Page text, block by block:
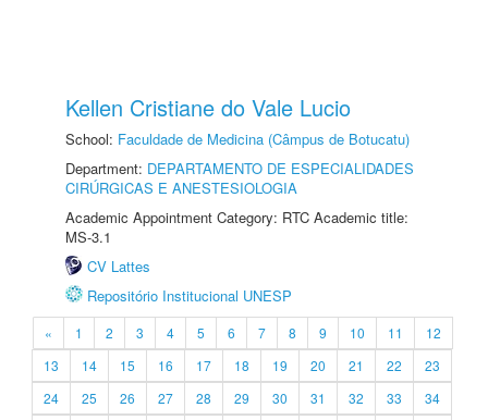
Kellen Cristiane do Vale Lucio
School: Faculdade de Medicina (Câmpus de Botucatu)
Department: DEPARTAMENTO DE ESPECIALIDADES
CIRÚRGICAS E ANESTESIOLOGIA
Academic Appointment Category: RTC Academic title:
MS-3.1
CV Lattes
Repositório Institucional UNESP
« 1 2 3 4 5 6 7 8 9 10 11
12
13
14 15 16 17 18 19 20 21 22
23
24
25 26 27 28 29 30 31 32 33
34